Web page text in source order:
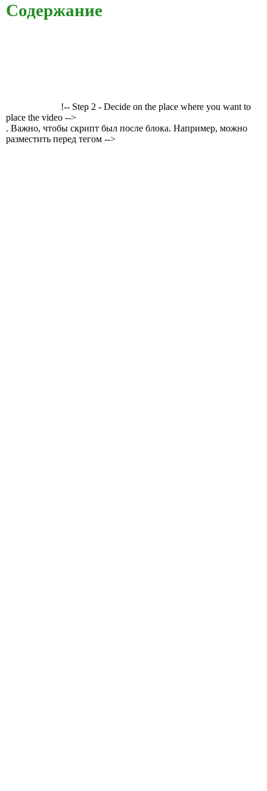
Содержание
!-- Step 2 - Decide on the place where you want to
place the video -->
. Важно, чтобы скрипт был после блока. Например, можно
разместить перед тегом -->